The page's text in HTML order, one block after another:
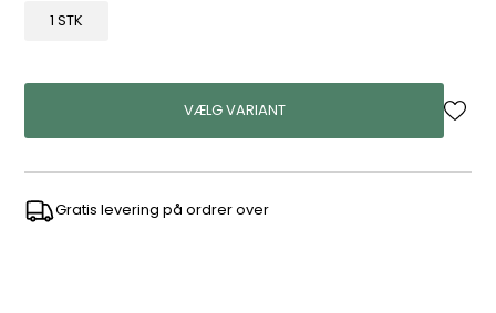
1 STK
VÆLG VARIANT
Gratis levering på ordrer over